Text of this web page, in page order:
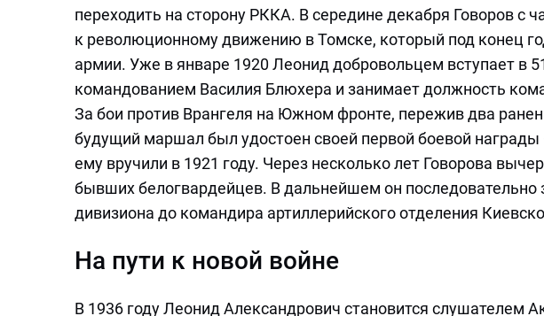
переходить на сторону РККА. В середине декабря Говоров с
к революционному движению в Томске, который под конец
армии. Уже в январе 1920 Леонид добровольцем вступает в
командованием Василия Блюхера и занимает должность
За бои против Врангеля на Южном фронте, пережив два
будущий маршал был удостоен своей первой боевой
ему вручили в 1921 году. Через несколько лет Говорова
бывших белогвардейцев. В дальнейшем он
дивизиона до командира артиллерийского отделения
На пути к новой войне
В 1936 году Леонид Александрович становится слушателем